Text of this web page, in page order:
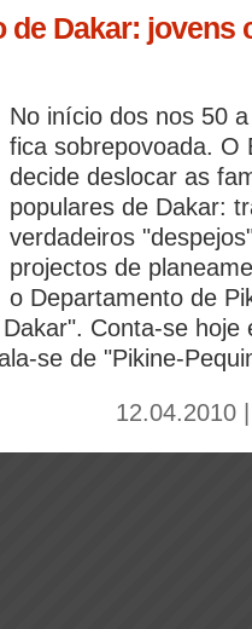
de Dakar: jovens
No início dos nos 50
fica sobrepovoada. O
decide deslocar as
populares de Dakar:
verdadeiros
projectos de
o Departamento de
Conta-se hoje
se de "Pikine-
12.04.2010